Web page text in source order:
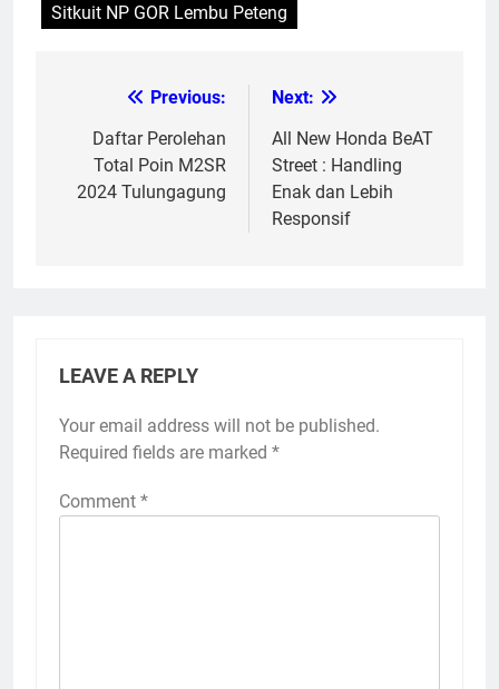
Sitkuit NP GOR Lembu Peteng
navigation
Previous:
Daftar Perolehan
Total Poin M2SR
2024 Tulungagung
Next:
All New Honda BeAT
Street : Handling
Enak dan Lebih
Responsif
LEAVE A REPLY
Your email address will not be published.
Required fields are marked *
Comment *